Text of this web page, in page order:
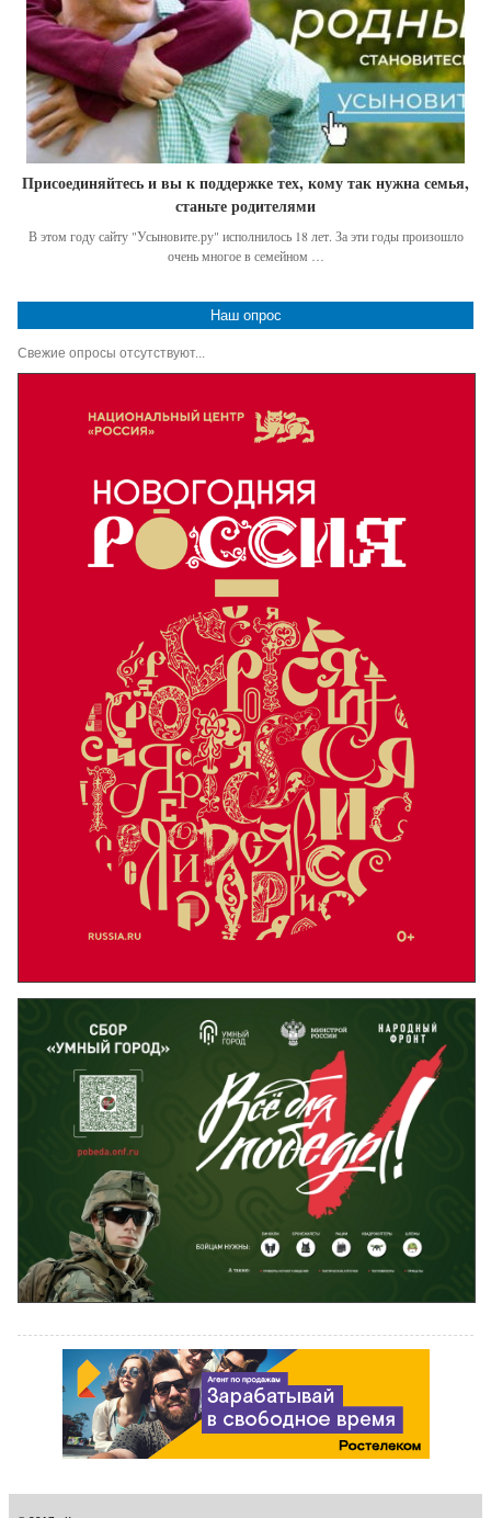
Присоединяйтесь и вы к поддержке тех, кому так нужна семья,
станьте родителями
В этом году сайту "Усыновите.ру" исполнилось 18 лет. За эти годы произошло
очень многое в семейном …
Наш опрос
Свежие опросы отсутствуют...